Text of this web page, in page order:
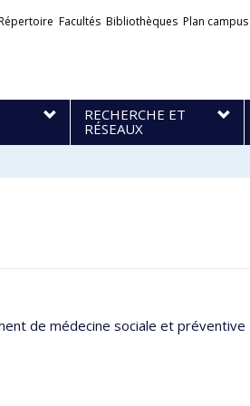
Facultés Bibliothèques Plan campus
RECHERCHE ET
RÉSEAUX
de médecine sociale et préventive